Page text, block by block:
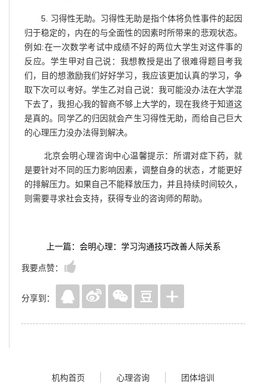
5. 习得性无助。习得性无助是指个体将负性事件的起因
归于稳定的，内在的与全面性的因素时所带来的悲观状态。
例如:在一次数学考试中成绩不好的两位大学生对这件事的
反应。学生甲对自己说：我想教授是出了很难得题目考我
们，目的想激励我们好好学习，我应该更加认真的学习，争
取下次可以考好。学生乙对自己说：我可能没办法在大学混
下去了，我担心我的智商不够上大学的，现在我终于知道这
是真的。同学乙的归因就会产生习得性无助，而给自己巨大
的心理压力没办法得到解决。
北京会明心理咨询中心温馨提示：所谓对症下药，就
是要针对不同的压力影响因素，调整自身的状态，才能更好
的排解压力。如果自己不能释放压力，并且持续时间较久，
则需要寻求社会支持，获得专业的咨询师的帮助。
上一篇：会明心理：学习沟通技巧改善人际关系
我要点赞：
分享到：
机构首页 心理咨询 团体培训